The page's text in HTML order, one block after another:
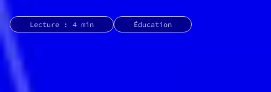
Lecture : 4 min Éducation